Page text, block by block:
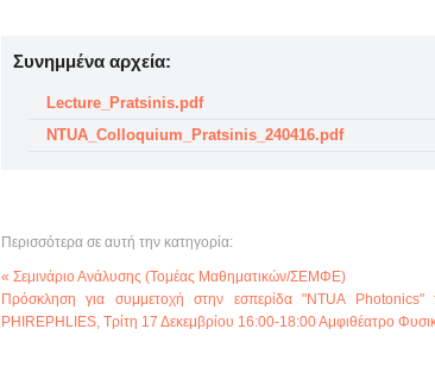
Συνημμένα αρχεία:
Lecture_Pratsinis.pdf
NTUA_Colloquium_Pratsinis_240416.pdf
Περισσότερα σε αυτή την κατηγορία:
« Σεμινάριο Ανάλυσης (Τομέας Μαθηματικών/ΣΕΜΦΕ)
Πρόσκληση για συμμετοχή στην εσπερίδα "NTUA
PHIREPHLIES, Τρίτη 17 Δεκεμβρίου 16:00-18:00 Αμφιθέατρο